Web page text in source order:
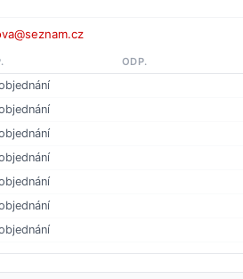
ODP.